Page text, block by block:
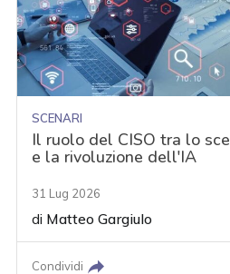
SCENARI
Il ruolo del CISO tra lo
e la rivoluzione dell'IA
31 Lug 2026
di Matteo Gargiulo
Condividi